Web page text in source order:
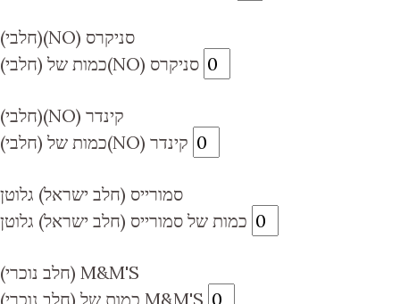
(חלבי)(NO) סניקרס
כמות של (חלבי)(NO) סניקרס
(חלבי)(NO) קינדר
כמות של (חלבי)(NO) קינדר
סמורייס (חלב ישראל) גלוטן
כמות של סמורייס (חלב ישראל) גלוטן
(חלב נוכרי) M&M'S
כמות של (חלב נוכרי) M&M'S